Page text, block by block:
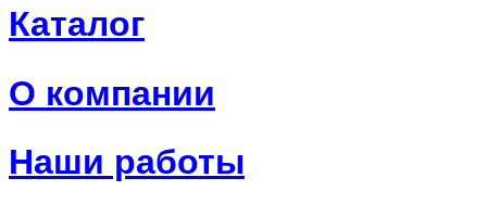
Каталог
О компании
Наши работы